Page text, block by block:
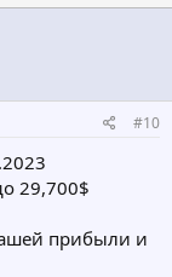
#10
29,700$
прибыли и